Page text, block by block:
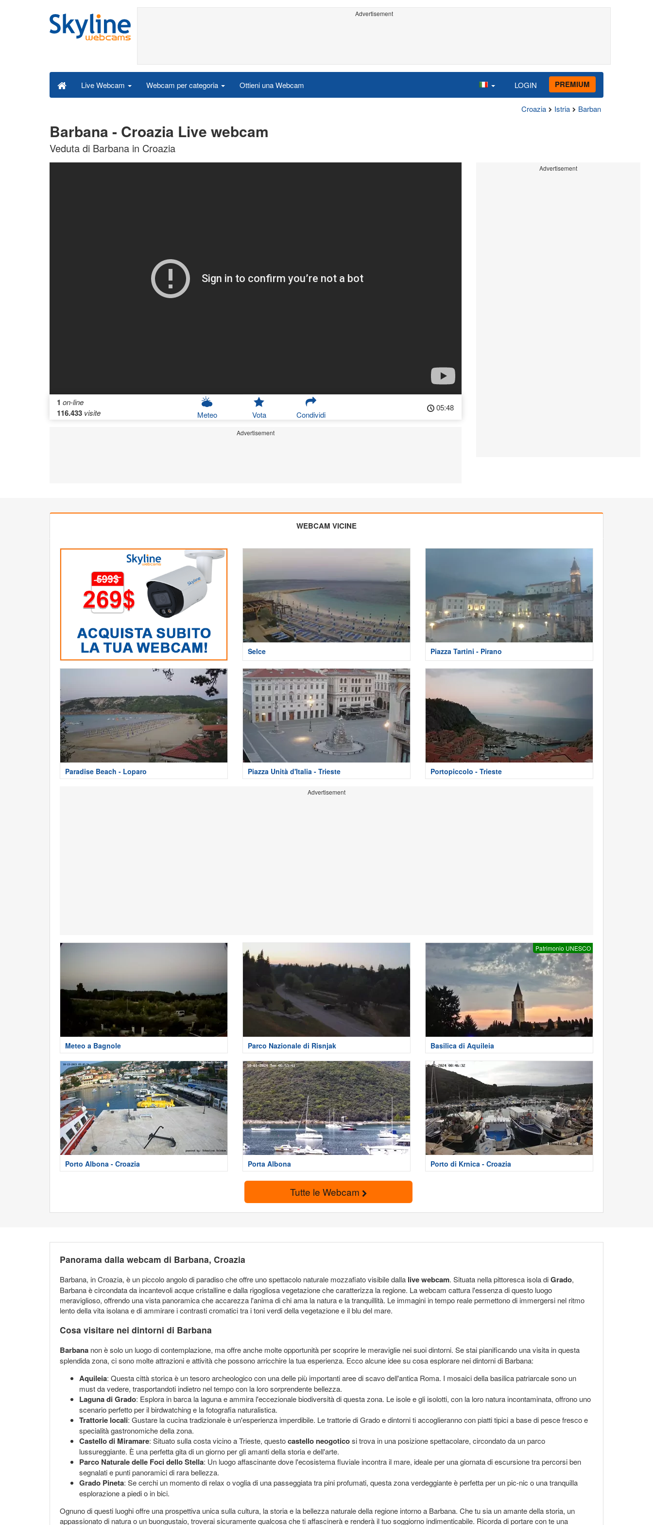
Advertisement
Live Webcam Webcam per categoria Ottieni una Webcam LOGIN PREMIUM
Croazia Istria Barban
Barbana - Croazia Live webcam
Veduta di Barbana in Croazia
1 on-line
116.433 visite Meteo Vota Condividi
05:48
Advertisement
Advertisement
WEBCAM VICINE
Selce Piazza Tartini - Pirano
Paradise Beach - Loparo Piazza Unità d'Italia - Trieste Portopiccolo - Trieste
Advertisement
Meteo a Bagnole Parco Nazionale di Risnjak
Patrimonio UNESCO
Basilica di Aquileia
Porto Albona - Croazia Porta Albona Porto di Krnica - Croazia
Tutte le Webcam
Panorama dalla webcam di Barbana, Croazia
Barbana, in Croazia, è un piccolo angolo di paradiso che offre uno spettacolo naturale mozzafiato visibile dalla live webcam. Situata nella pittoresca isola diGrado,
Barbana è circondata da incantevoli acque cristalline e dalla rigogliosa vegetazione che caratterizza la regione. La webcam cattura l'essenza di questo luogo
meraviglioso, offrendo una vista panoramica che accarezza l'anima di chi ama la natura e la tranquillità. Le immagini in tempo reale permettono di immergersi nel ritmo
lento della vita isolana e di ammirare i contrasti cromatici tra i toni verdi della vegetazione e il blu del mare.
Cosa visitare nei dintorni di Barbana
Barbana non è solo un luogo di contemplazione, ma offre anche molte opportunità per scoprire le meraviglie nei suoi dintorni. Se stai pianificando una visita in questa
splendida zona, ci sono molte attrazioni e attività che possono arricchire la tua esperienza. Ecco alcune idee su cosa esplorare nei dintorni di Barbana:
Aquileia: Questa città storica è un tesoro archeologico con una delle più importanti aree di scavo dell'antica Roma. I mosaici della basilica patriarcale sono un
must da vedere, trasportandoti indietro nel tempo con la loro sorprendente bellezza.
Laguna di Grado: Esplora in barca la laguna e ammira l'eccezionale biodiversità di questa zona. Le isole e gli isolotti, con la loro natura incontaminata, offrono uno
scenario perfetto per il birdwatching e la fotografia naturalistica.
Trattorie locali: Gustare la cucina tradizionale è un'esperienza imperdibile. Le trattorie di Grado e dintorni ti accoglieranno con piatti tipici a base di pesce fresco e
specialità gastronomiche della zona.
Castello di Miramare: Situato sulla costa vicino a Trieste, questocastello neogoticosi trova in una posizione spettacolare, circondato da un parco
lussureggiante. È una perfetta gita di un giorno per gli amanti della storia e dell'arte.
Parco Naturale delle Foci dello Stella: Un luogo affascinante dove l'ecosistema fluviale incontra il mare, ideale per una giornata di escursione tra percorsi ben
segnalati e punti panoramici di rara bellezza.
Grado Pineta: Se cerchi un momento di relax o voglia di una passeggiata tra pini profumati, questa zona verdeggiante è perfetta per un pic-nic o una tranquilla
esplorazione a piedi o in bici.
Ognuno di questi luoghi offre una prospettiva unica sulla cultura, la storia e la bellezza naturale della regione intorno a Barbana. Che tu sia un amante della storia, un
appassionato di natura o un buongustaio, troverai sicuramente qualcosa che ti affascinerà e renderà il tuo soggiorno indimenticabile. Ricorda di portare con te una